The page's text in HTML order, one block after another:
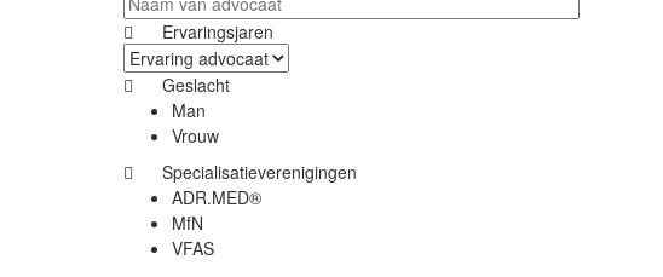
Ervaringsjaren
Geslacht
Man
Vrouw
Specialisatieverenigingen
ADR.MED®
MfN
VFAS